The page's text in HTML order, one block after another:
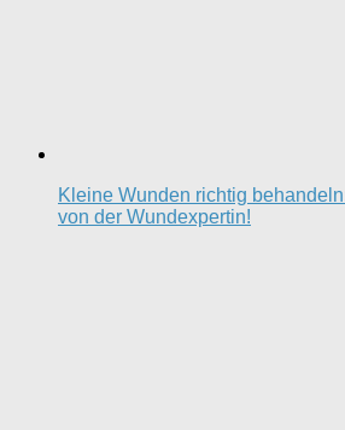
Kleine Wunden richtig
von der Wundexpertin!